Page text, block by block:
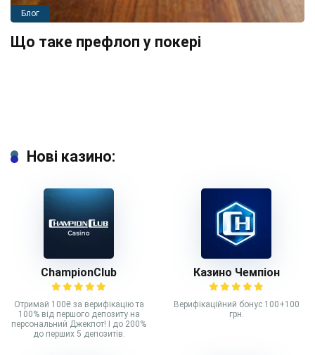
Блог
Що таке префлоп у покері
Нові казино:
ChampionClub
Отримай 100₴ за верифікацію та
100% від першого депозиту на
персональний Джекпот! І до 200%
до перших 5 депозитів.
Казино Чемпіон
Верифікаційний бонус 100+100
грн.